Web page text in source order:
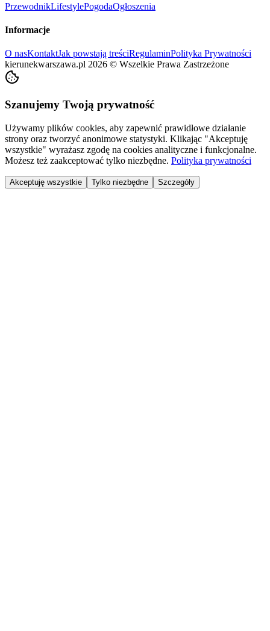
PrzewodnikLifestylePogodaOgłoszenia
Informacje
O nasKontaktJak powstają treściRegulaminPolityka Prywatności
kierunekwarszawa.pl 2026 © Wszelkie Prawa Zastrzeżone
Szanujemy Twoją prywatność
Używamy plików cookies, aby zapewnić prawidłowe działanie
strony oraz tworzyć anonimowe statystyki. Klikając "Akceptuję
wszystkie" wyrażasz zgodę na cookies analityczne i funkcjonalne.
Możesz też zaakceptować tylko niezbędne. Polityka prywatności
Akceptuję wszystkie Tylko niezbędne Szczegóły